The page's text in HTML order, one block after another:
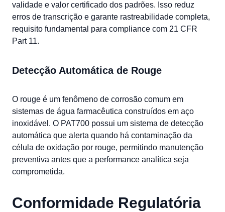
validade e valor certificado dos padrões. Isso reduz
erros de transcrição e garante rastreabilidade completa,
requisito fundamental para compliance com 21 CFR
Part 11.
Detecção Automática de Rouge
O rouge é um fenômeno de corrosão comum em
sistemas de água farmacêutica construídos em aço
inoxidável. O PAT700 possui um sistema de detecção
automática que alerta quando há contaminação da
célula de oxidação por rouge, permitindo manutenção
preventiva antes que a performance analítica seja
comprometida.
Conformidade Regulatória